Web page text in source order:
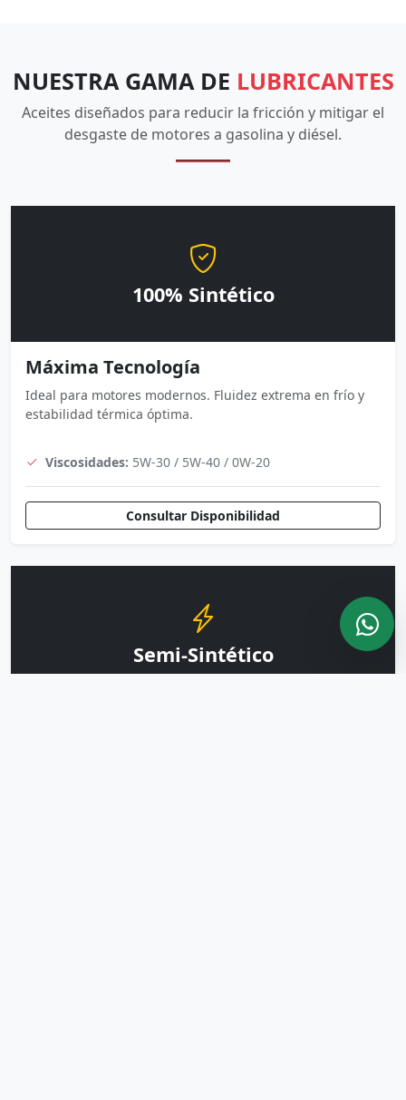
NUESTRA GAMA DE LUBRICANTES
Aceites diseñados para reducir la fricción y mitigar el
desgaste de motores a gasolina y diésel.
100% Sintético
Máxima Tecnología
Ideal para motores modernos. Fluidez extrema en frío y
estabilidad térmica óptima.
Viscosidades: 5W-30 / 5W-40 / 0W-20
Consultar Disponibilidad
Semi-Sintético